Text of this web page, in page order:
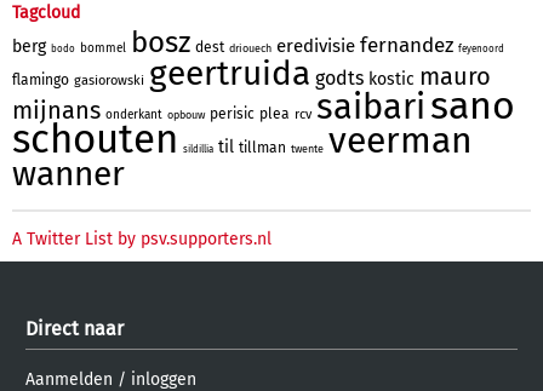
Tagcloud
berg bodo bommel bosz dest driouech eredivisie fernandez feyenoord
flamingo gasiorowski geertruida godts kostic mauro
mijnans onderkant opbouw perisic plea rcv saibari sano
schouten sildillia til tillman twente veerman
wanner
A Twitter List by psv.supporters.nl
Direct naar
Aanmelden / inloggen